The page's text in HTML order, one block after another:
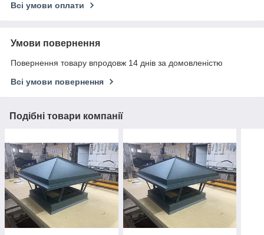
Всі умови оплати
Умови повернення
Повернення товару впродовж 14 днів за домовленістю
Всі умови повернення
Подібні товари компанії